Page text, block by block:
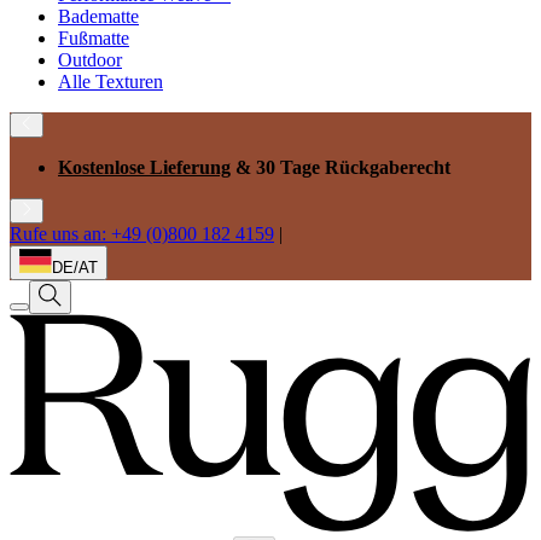
Badematte
Fußmatte
Outdoor
Alle Texturen
Kostenlose Lieferung & 30 Tage Rückgaberecht
Rufe uns an: +49 (0)800 182 4159 |
DE/AT